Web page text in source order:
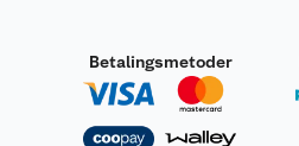
Betalingsmetoder